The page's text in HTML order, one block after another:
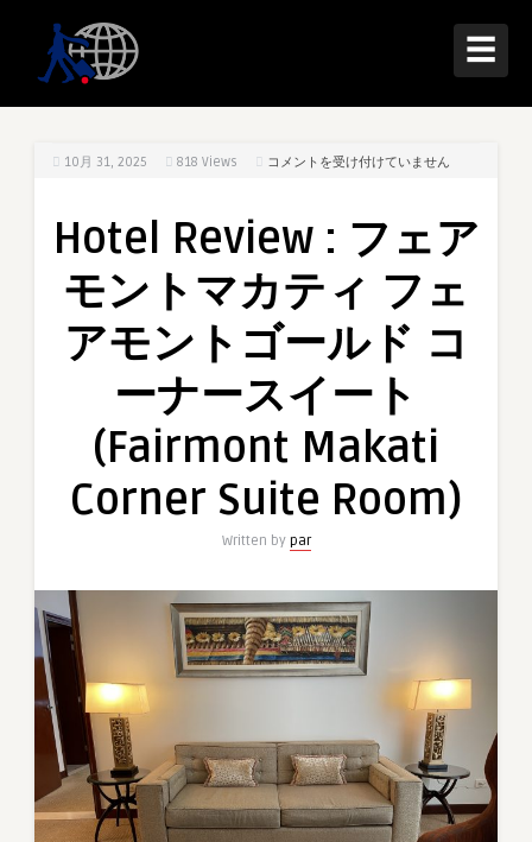
☰
10月 31, 2025 818 Views
Hotel
フ
ア
モ
マ
テ
ン
ト
ゴ
ー
コ
ー
ナ
コメントを受け付けていません
Hotel Review : フェア
モントマカティ フェ
アモントゴールド コ
ーナースイート
(Fairmont Makati
Corner Suite Room)
Written by par